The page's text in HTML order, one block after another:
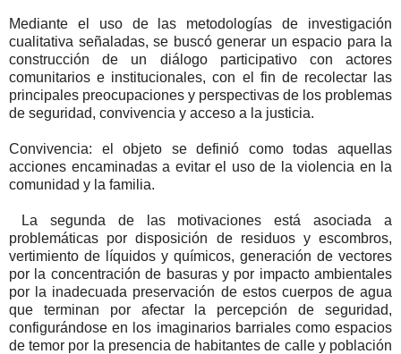
Mediante el uso de las metodologías de investigación
cualitativa señaladas, se buscó generar un espacio para la
construcción de un diálogo participativo con actores
comunitarios e institucionales, con el fin de recolectar las
principales preocupaciones y perspectivas de los problemas
de seguridad, convivencia y acceso a la justicia.
Convivencia: el objeto se definió como todas aquellas
acciones encaminadas a evitar el uso de la violencia en la
comunidad y la familia.
La segunda de las motivaciones está asociada a
problemáticas por disposición de residuos y escombros,
vertimiento de líquidos y químicos, generación de vectores
por la concentración de basuras y por impacto ambientales
por la inadecuada preservación de estos cuerpos de agua
que terminan por afectar la percepción de seguridad,
configurándose en los imaginarios barriales como espacios
de temor por la presencia de habitantes de calle y población